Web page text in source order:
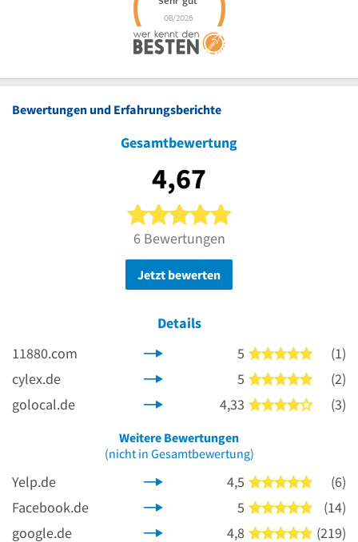
Bewertungen und Erfahrungsberichte
Gesamtbewertung
4,67
5 von 5 Sternen
6 Bewertungen
Jetzt bewerten
Details
11880.com
5 5 von 5
(1)
cylex.de
5 5 von 5
(2)
golocal.de
4,33 4 von 5
(3)
Weitere Bewertungen
(nicht in Gesamtbewertung)
Yelp.de 4,5 5 von 5
(6)
Facebook.de
5 5 von 5
(14)
google.de
4,8 5 von 5
(219)